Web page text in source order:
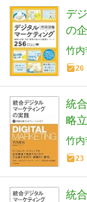
デ
の
ー
竹
26
統
略
竹
23
統